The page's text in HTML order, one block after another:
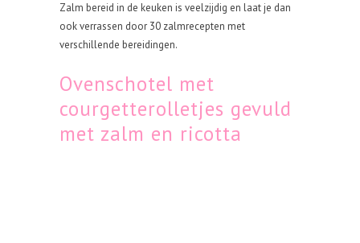
Zalm bereid in de keuken is veelzijdig en laat je dan
ook verrassen door 30 zalmrecepten met
verschillende bereidingen.
Ovenschotel met
courgetterolletjes gevuld
met zalm en ricotta